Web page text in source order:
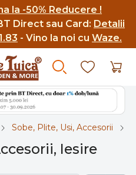
la -50% Reducere !
Direct sau Card: Detalii
- Vino la noi cu Waze.
Sobe, Plite, Usi, Accesorii
Iesire